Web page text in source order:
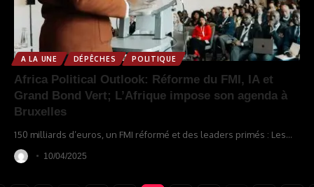
A LA UNE DÉPÊCHES POLITIQUE
Africa Political Outlook: Réforme du FMI, IA et
Grand Bond Vert; L’Afrique impose son agenda à
Bruxelles
150 milliards d’euros, un FMI réformé et des leaders primés : Les…
10/04/2025